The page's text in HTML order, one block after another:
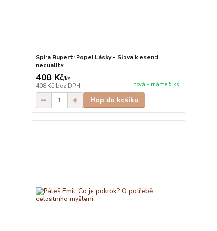
Spira Rupert: Popel Lásky - Slova k esenci
neduality
408 Kč/ks
408 Kč bez DPH nová - máme 5 ks
Hop do košíku